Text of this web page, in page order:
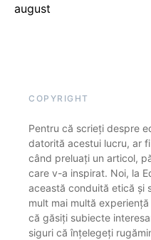
august
COPYRIGHT
Pentru că scrieți despre
datorită acestui lucru, ar
când preluați un articol,
care v-a inspirat. Noi, la
această conduită etică și
mult mai multă
că găsiți subiecte
siguri că înțelegeți